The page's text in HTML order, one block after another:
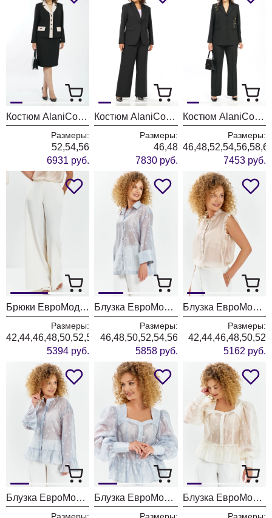
Костюм AlaniCollection 2582 черный + молоко
Размеры:
52,54,56
6931 руб.
Костюм AlaniCollection 2581
Размеры:
46,48
7830 руб.
Костюм AlaniCollection 2580 черный
Размеры:
7453 руб.
Брюки ЕвроМода 765 молочный
Размеры:
42,44,46,48,50,52,54,56
5394 руб.
Блузка ЕвроМода 762 голубой
Размеры:
46,48,50,52,54,56
5858 руб.
Блузка ЕвроМода 754 золотисто-бежевый
Размеры:
42,44,46,48,50,52
5162 руб.
Блузка ЕвроМода 745 дымчато-голубой Блузка ЕвроМода 759 дымчато-голубой Блузка ЕвроМода 759 молочный